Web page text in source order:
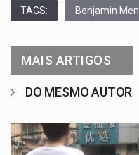
TAGS: Benjamin
MAIS ARTIGOS
DO MESMO AUTOR